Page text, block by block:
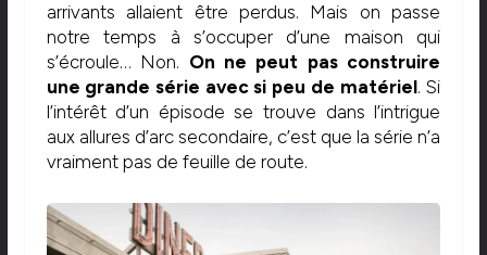
arrivants allaient être perdus. Mais on passe
notre temps à s’occuper d’une maison qui
s’écroule… Non. On ne peut pas construire
une grande série avec si peu de matériel. Si
l’intérêt d’un épisode se trouve dans l’intrigue
aux allures d’arc secondaire, c’est que la série n’a
vraiment pas de feuille de route.